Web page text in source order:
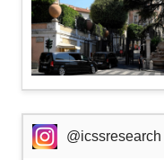
@icssresearch